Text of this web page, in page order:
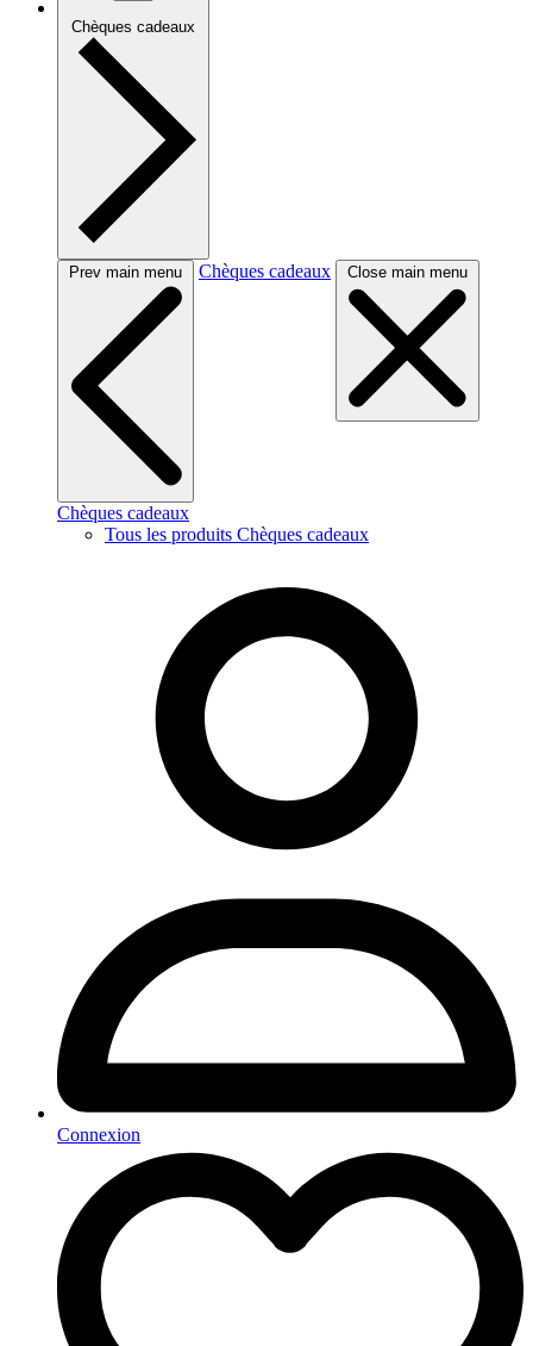
Chèques cadeaux
Prev main menu Chèques cadeaux Close main menu
Chèques cadeaux
Tous les produits Chèques cadeaux
Connexion